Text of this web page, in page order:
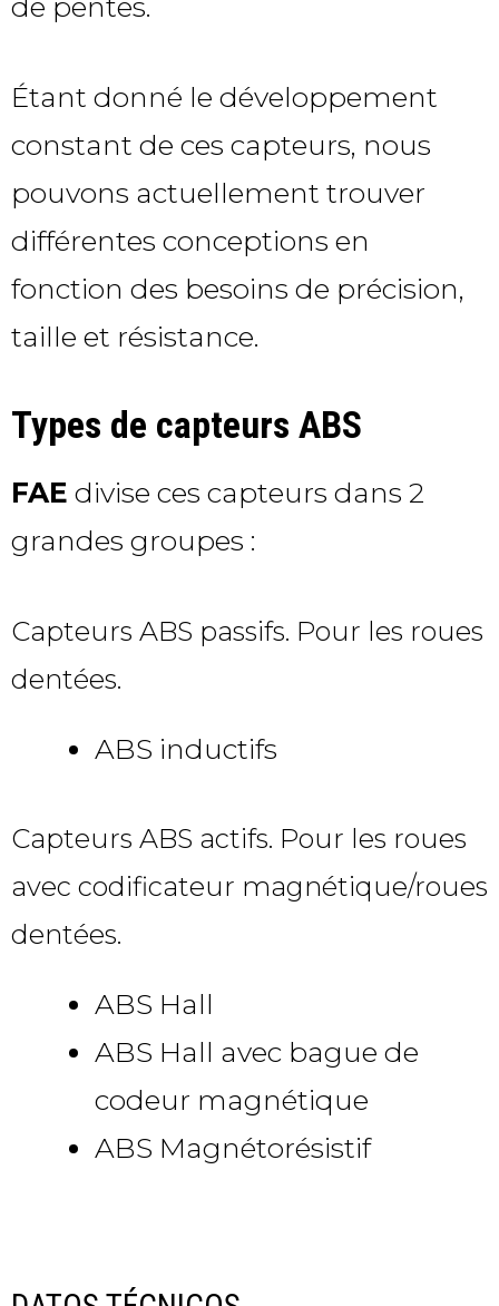
de pentes.
Étant donné le développement
constant de ces capteurs, nous
pouvons actuellement trouver
différentes conceptions en
fonction des besoins de précision,
taille et résistance.
Types de capteurs ABS
FAE divise ces capteurs dans 2
grandes groupes :
Capteurs ABS passifs. Pour les roues
dentées.
ABS inductifs
Capteurs ABS actifs. Pour les roues
avec codificateur magnétique/roues
dentées.
ABS Hall
ABS Hall avec bague de
codeur magnétique
ABS Magnétorésistif